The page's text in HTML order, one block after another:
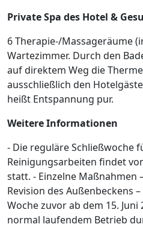
Private Spa des Hotel &
6 Therapie-/Massageräume
Wartezimmer. Durch den
auf direktem Weg die
ausschließlich den
heißt Entspannung pur.
Weitere Informationen
- Die reguläre Schließwoche
Reinigungsarbeiten findet
statt. - Einzelne Maßnahmen
Revision des Außenbeckens
Woche zuvor ab dem 15.
normal laufendem Betrieb